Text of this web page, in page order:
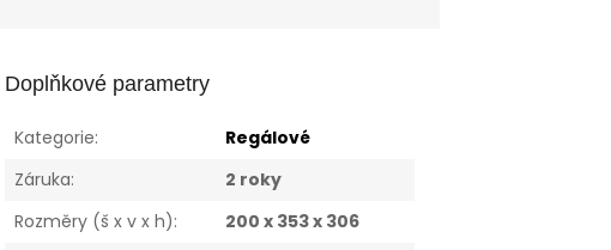
Doplňkové parametry
Kategorie:
Regálové
Záruka:
2 roky
Rozměry (š x v x h):
200 x 353 x 306